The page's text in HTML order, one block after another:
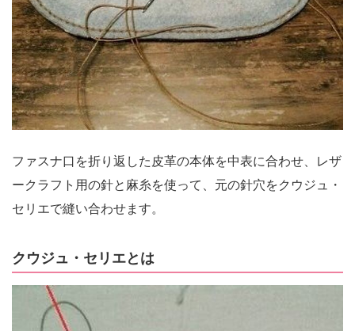
ファスナ口を折り返した皮革の本体を中表に合わせ、レザ
ークラフト用の針と麻糸を使って、元の針穴をクウジュ・
セリエで縫い合わせます。
クウジュ・セリエとは